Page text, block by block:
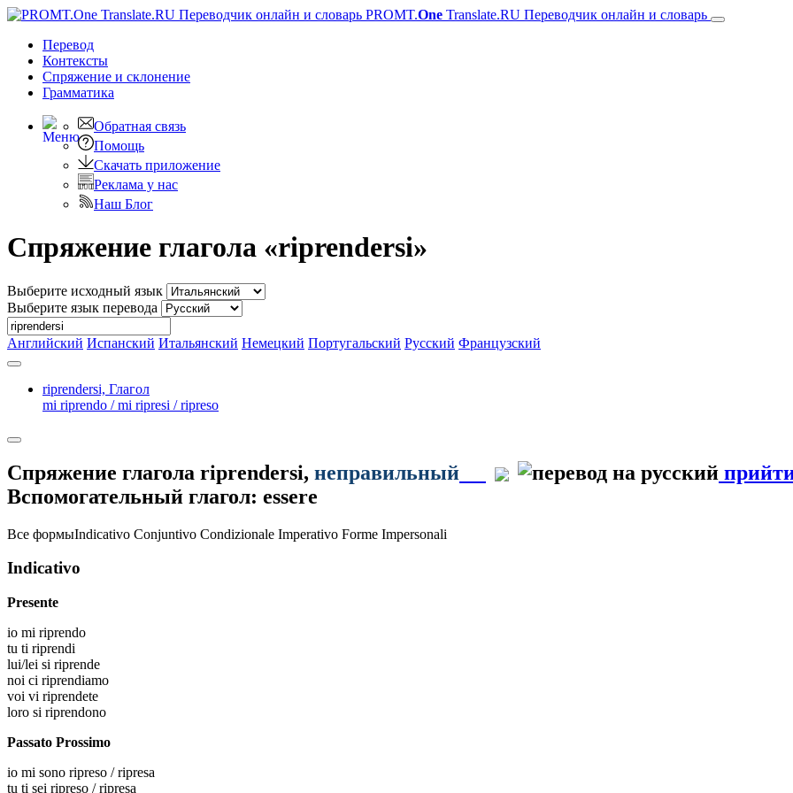
PROMT.One Translate.RU Переводчик онлайн и словарь
Перевод
Контексты
Спряжение и склонение
Грамматика
Обратная связь
Помощь
Скачать приложение
Реклама у нас
Наш Блог
Спряжение глагола «riprendersi»
Выберите исходный язык
Выберите язык перевода
Английский Испанский Итальянский Немецкий Португальский Русский Французский
riprendersi, Глагол
mi riprendo / mi ripresi / ripreso
Спряжение глагола riprendersi, неправильный
Вспомогательный глагол: essere
Все формыIndicativo Conjuntivo Condizionale Imperativo Forme Impersonali
Indicativo
Presente
io mi riprendo
tu ti riprendi
lui/lei si riprende
noi ci riprendiamo
voi vi riprendete
loro si riprendono
Passato Prossimo
io mi sono ripreso / ripresa
tu ti sei ripreso / ripresa